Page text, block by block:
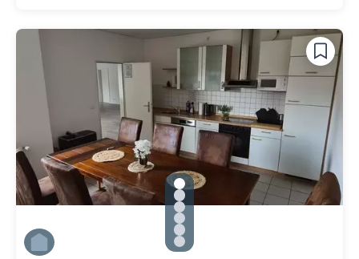
gallery.slide_selector
Zu Slide 1 wechseln
Zu Slide 2 wechseln
Zu Slide 3 wechseln
Zu Slide 4 wechseln
Zu Slide 5 wechseln
Zu Slide 6 wechseln